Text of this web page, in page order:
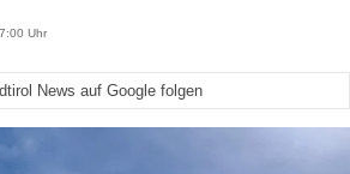
Uhr
News auf Google folgen